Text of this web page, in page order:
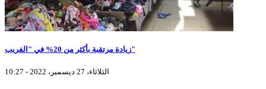
زيادة مرتقبة بأكثر من 20% في "الفريب"
الثلاثاء، 27 ديسمبر، 2022 - 10:27